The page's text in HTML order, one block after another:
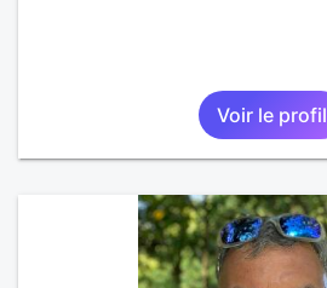
Voir le profil